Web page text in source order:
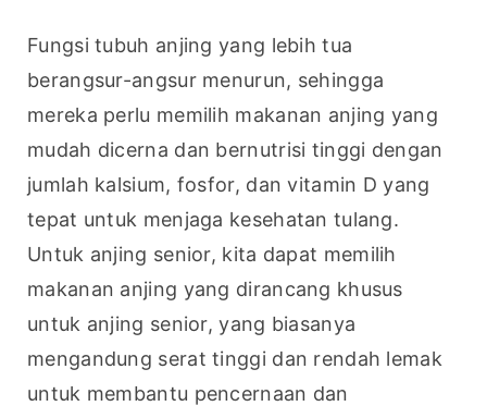
Fungsi tubuh anjing yang lebih tua
berangsur-angsur menurun, sehingga
mereka perlu memilih makanan anjing yang
mudah dicerna dan bernutrisi tinggi dengan
jumlah kalsium, fosfor, dan vitamin D yang
tepat untuk menjaga kesehatan tulang.
Untuk anjing senior, kita dapat memilih
makanan anjing yang dirancang khusus
untuk anjing senior, yang biasanya
mengandung serat tinggi dan rendah lemak
untuk membantu pencernaan dan